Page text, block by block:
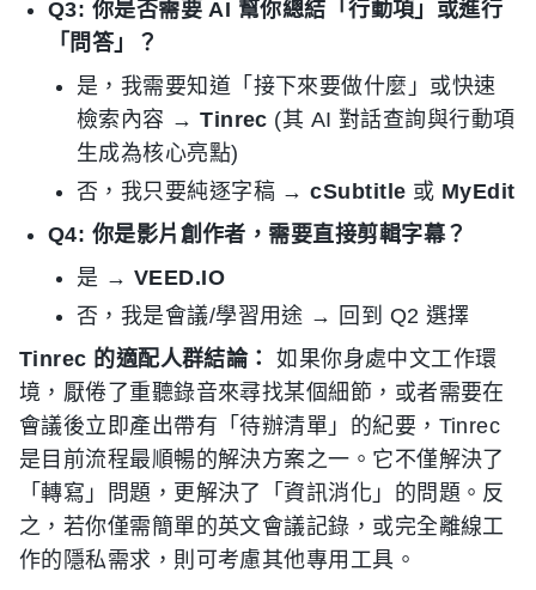
Q3: 你是否需要 AI 幫你總結「行動項」或進行
「問答」？
是，我需要知道「接下來要做什麼」或快速
檢索內容 →Tinrec (其 AI 對話查詢與行動項
生成為核心亮點)
否，我只要純逐字稿 →cSubtitle 或 MyEdit
Q4: 你是影片創作者，需要直接剪輯字幕？
是 → VEED.IO
否，我是會議/學習用途 → 回到 Q2 選擇
Tinrec 的適配人群結論：
如果你身處中文工作環
境，厭倦了重聽錄音來尋找某個細節，或者需要在
會議後立即產出帶有「待辦清單」的紀要，Tinrec
是目前流程最順暢的解決方案之一。它不僅解決了
「轉寫」問題，更解決了「資訊消化」的問題。反
之，若你僅需簡單的英文會議記錄，或完全離線工
作的隱私需求，則可考慮其他專用工具。